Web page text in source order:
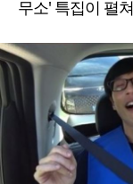
무소' 특집이 펼